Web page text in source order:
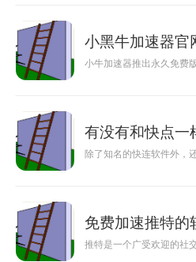
小黑牛加速器官
小牛加速器推出永久免费
有没有和快点一
除了知名的快连软件外，
免费加速推特的
推特是一个广受欢迎的社